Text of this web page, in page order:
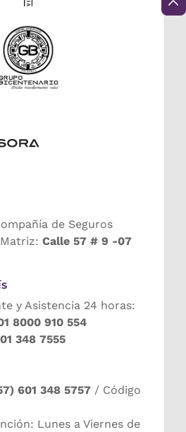
de Seguros
Calle 57 # 9 -07
y Asistencia 24 horas:
8000 910 554
348 7555
601 348 5757 / Código
Lunes a Viernes de